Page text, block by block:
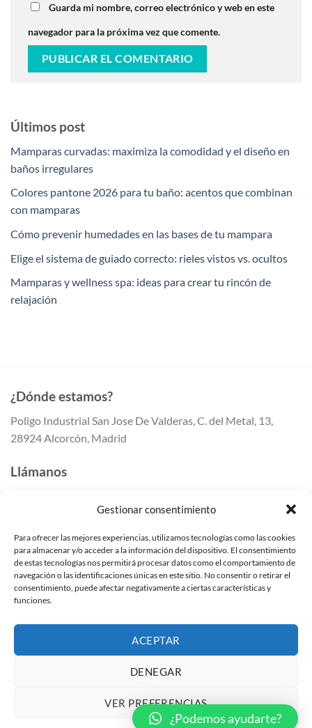
Gestionar consentimiento
Para ofrecer las mejores experiencias, utilizamos tecnologías como las cookies
para almacenar y/o acceder a la información del dispositivo. El consentimiento
de estas tecnologías nos permitirá procesar datos como el comportamiento de
navegación o las identificaciones únicas en este sitio. No consentir o retirar el
consentimiento, puede afectar negativamente a ciertas características y
funciones.
ACEPTAR
DENEGAR
VER PREFERENCIAS
Guarda mi nombre, correo electrónico y web en este
navegador para la próxima vez que comente.
Últimos post
Mamparas curvadas: maximiza la comodidad y el diseño en
baños irregulares
Colores pantone 2026 para tu baño: acentos que combinan
con mamparas
Cómo prevenir humedades en las bases de tu mampara
Elige el sistema de guiado correcto: rieles vistos vs. ocultos
Mamparas y wellness spa: ideas para crear tu rincón de
relajación
¿Dónde estamos?
Poligo Industrial San Jose De Valderas, C. del Metal, 13,
28924 Alcorcón, Madrid
Llámanos
Escríbenos
info@mundomampara.com
Mamparas de ducha en Madrid
Mamparas de ducha en Alcorcón
Mundo Mampara .Política de privacidad|Aviso
¿Podemos ayudarte?